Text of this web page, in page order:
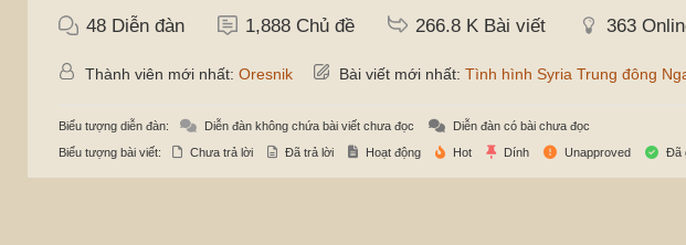
48 Diễn đàn 1,888 Chủ đề 266.8 K Bài viết 363
Thành viên mới nhất: Oresnik Bài viết mới nhất: Tình hình Syria Trung đông
Biểu tượng diễn đàn: Diễn đàn không chứa bài viết chưa đọc
Diễn đàn có bài chưa đọc
Biểu tượng bài viết:
Chưa trả lời Đã trả lời Hoạt động Hot Dính Unapproved Đã